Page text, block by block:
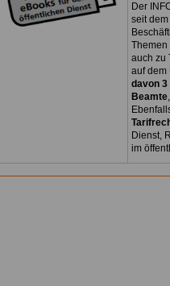
Der
seit
Themen
auch zu
auf dem
davon 3
Beamte
Dienst,
im